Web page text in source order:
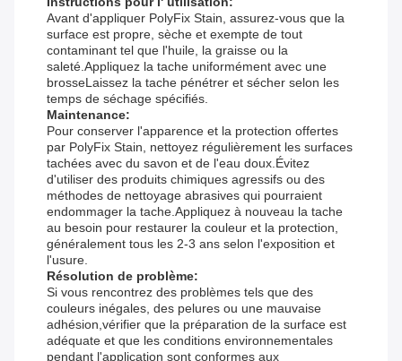
Avant d'appliquer PolyFix Stain, assurez-vous que la
surface est propre, sèche et exempte de tout
contaminant tel que l'huile, la graisse ou la
saleté.Appliquez la tache uniformément avec une
brosseLaissez la tache pénétrer et sécher selon les
temps de séchage spécifiés.
Maintenance:
Pour conserver l'apparence et la protection offertes
par PolyFix Stain, nettoyez régulièrement les surfaces
tachées avec du savon et de l'eau doux.Évitez
d'utiliser des produits chimiques agressifs ou des
méthodes de nettoyage abrasives qui pourraient
endommager la tache.Appliquez à nouveau la tache
au besoin pour restaurer la couleur et la protection,
généralement tous les 2-3 ans selon l'exposition et
l'usure.
Résolution de problème:
Si vous rencontrez des problèmes tels que des
couleurs inégales, des pelures ou une mauvaise
adhésion,vérifier que la préparation de la surface est
adéquate et que les conditions environnementales
pendant l'application sont conformes aux